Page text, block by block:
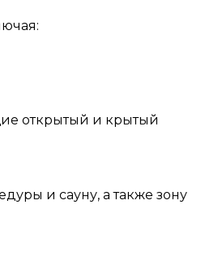
открытый и крытый
и сауну, а также зону